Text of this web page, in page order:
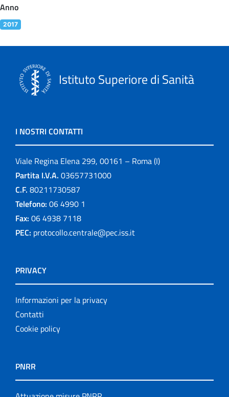
Anno
2017
Istituto Superiore di Sanità
I NOSTRI CONTATTI
Viale Regina Elena 299, 00161 – Roma (I)
Partita I.V.A. 03657731000
C.F. 80211730587
Telefono: 06 4990 1
Fax: 06 4938 7118
PEC: protocollo.centrale@pec.iss.it
PRIVACY
Informazioni per la privacy
Contatti
Cookie policy
PNRR